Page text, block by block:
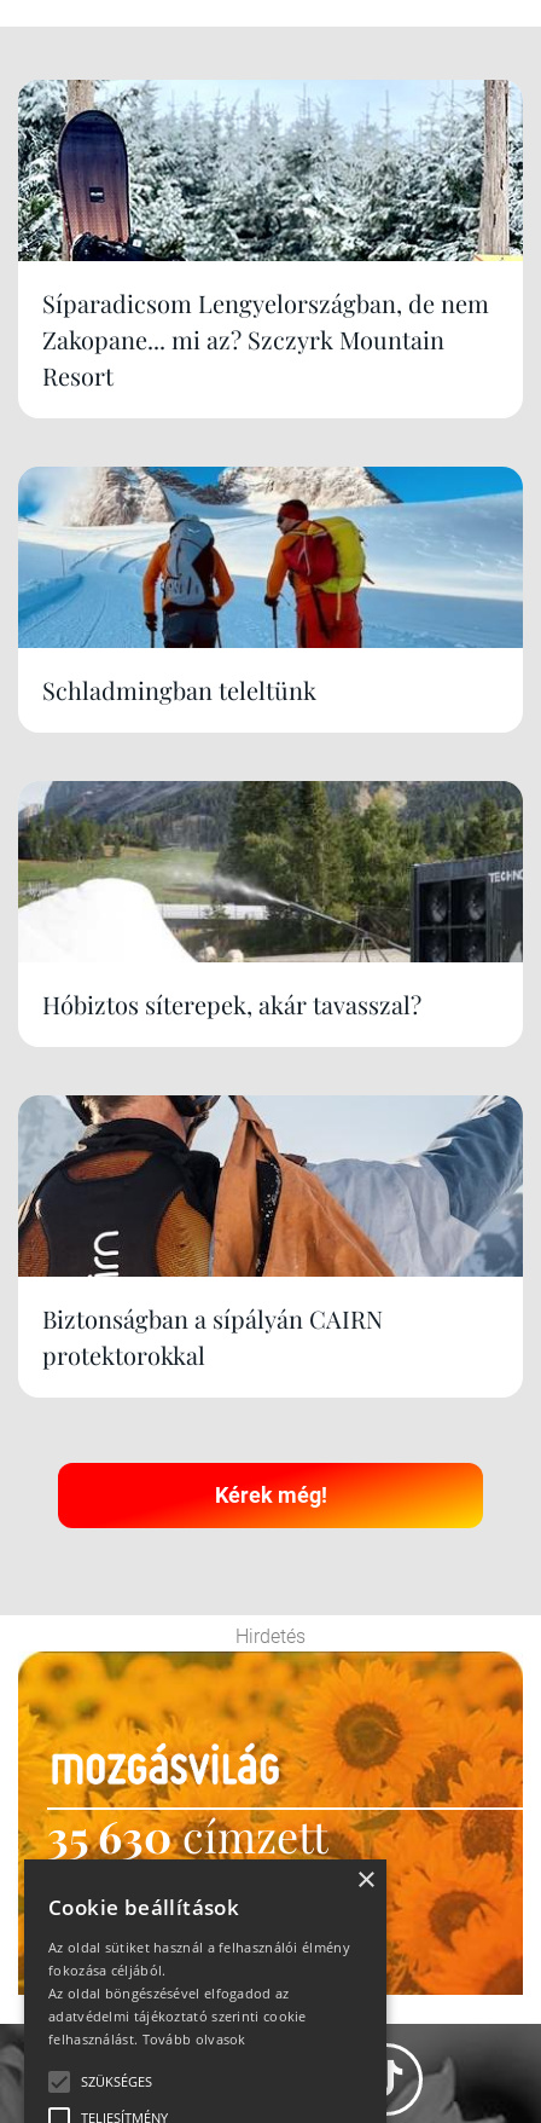
Síparadicsom Lengyelországban, de nem
Zakopane... mi az? Szczyrk Mountain
Resort
Schladmingban teleltünk
Hóbiztos síterepek, akár tavasszal?
Biztonságban a sípályán CAIRN
protektorokkal
Kérek még!
Hirdetés
35 630címzett
heti motiváció
Ne maradj le!
×
Cookie beállítások
Az oldal sütiket használ a felhasználói élmény
fokozása céljából.
Az oldal böngészésével elfogadod az
adatvédelmi tájékoztató szerinti cookie
felhasználást. Tovább olvasok
SZÜKSÉGES
TELJESÍTMÉNY